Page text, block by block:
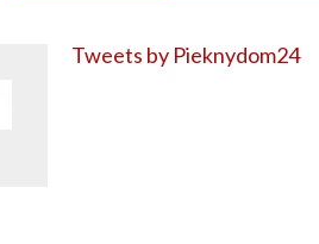
Tweets by Pieknydom24